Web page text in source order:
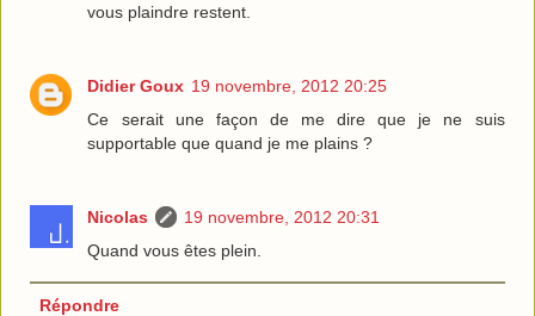
vous plaindre restent.
Didier Goux 19 novembre, 2012 20:25
Ce serait une façon de me dire que je ne suis
supportable que quand je me plains ?
Nicolas
19 novembre, 2012 20:31
Quand vous êtes plein.
Répondre